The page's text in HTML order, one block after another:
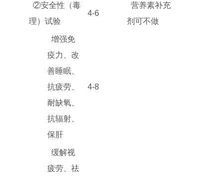
②安全性（毒
理）试验
4-6
营养素补充
剂可不做
增强免
疫力、改
善睡眠、
抗疲劳、
耐缺氧、
抗辐射、
保肝
4-8
缓解视
疲劳、祛